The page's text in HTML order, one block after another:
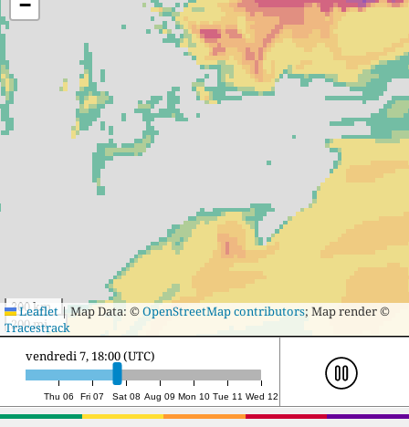
−
300 km
200 mi
Leaflet | Map Data: ©OpenStreetMap contributors; Map render ©
Tracestrack
Thu 06 Fri 07 Sat 08 Aug 09 Mon 10 Tue 11 Wed 12
samedi 8, 15:00 (UTC)